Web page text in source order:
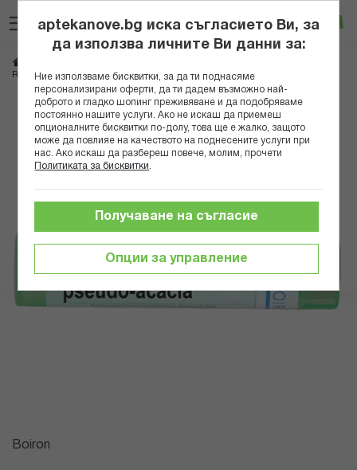
към
съдържанието
Вход
ROBINIA PSEUDO ACACIA 5 CH
Преминете
края
Преминете
Boiron
aptekanove.bg иска съгласието Ви, за
да използва личните Ви данни за:
Ние използваме бисквитки, за да ти поднасяме
персонализирани оферти, да ти дадем възможно най-
доброто и гладко шопинг преживяване и да подобряваме
постоянно нашите услуги. Ако не искаш да приемеш
опционалните бисквитки по-долу, това ще е жалко, защото
може да повлияе на качеството на поднесените услуги при
нас. Ако искаш да разбереш повече, молим, прочети
Политиката за бисквитки
Опции за управление
Получаване на съгласие